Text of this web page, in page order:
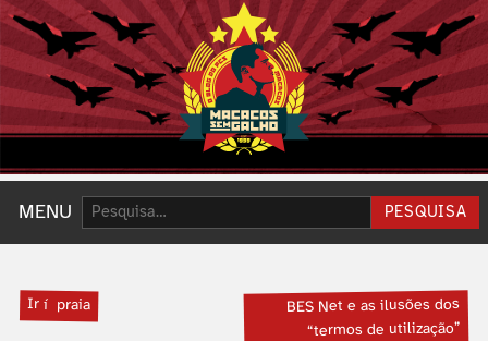
MENU Pesquisar: PESQUISA
Ir í praia BES Net e as ilusões dos
“termos de utilização”